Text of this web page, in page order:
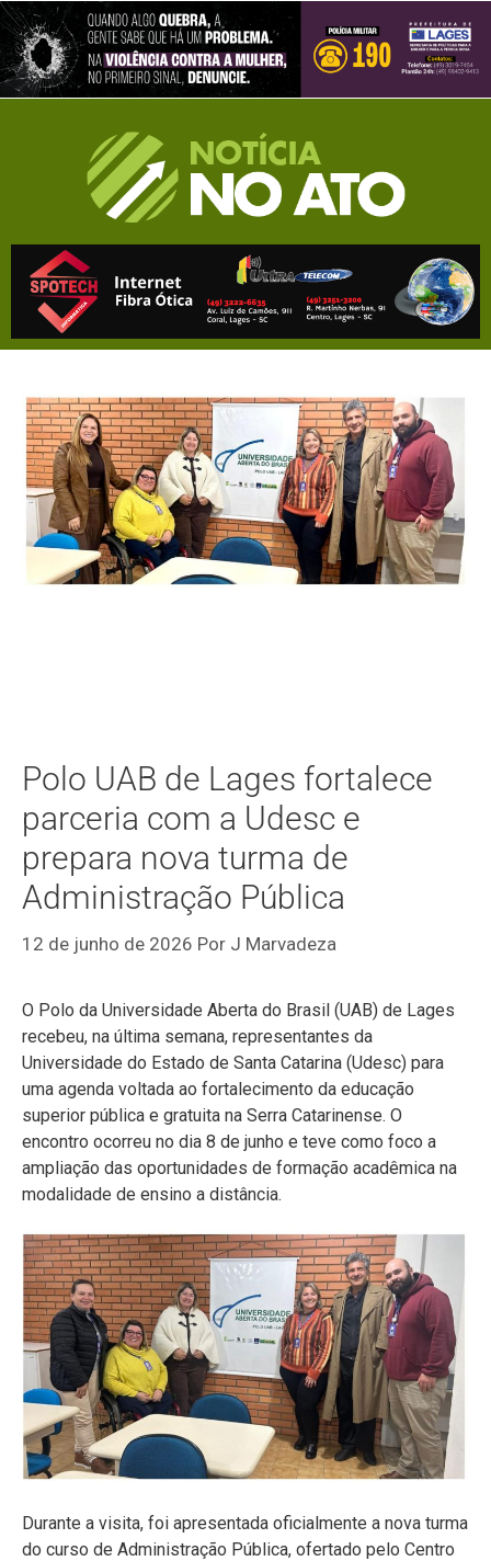
Polo UAB de Lages fortalece
parceria com a Udesc e
prepara nova turma de
Administração Pública
12 de junho de 2026 Por J Marvadeza
O Polo da Universidade Aberta do Brasil (UAB) de Lages
recebeu, na última semana, representantes da
Universidade do Estado de Santa Catarina (Udesc) para
uma agenda voltada ao fortalecimento da educação
superior pública e gratuita na Serra Catarinense. O
encontro ocorreu no dia 8 de junho e teve como foco a
ampliação das oportunidades de formação acadêmica na
modalidade de ensino a distância.
Durante a visita, foi apresentada oficialmente a nova turma
do curso de Administração Pública, ofertado pelo Centro